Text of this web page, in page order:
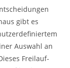
gibt es
Auswahl an
Freilauf-